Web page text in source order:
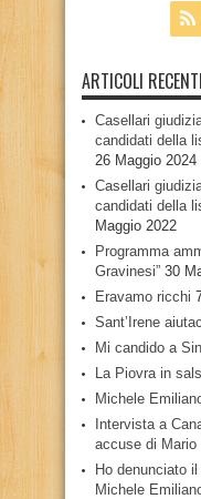
ARTICOLI RECENTI
Casellari
candidati della
26 Maggio 2024
Casellari
candidati della
Maggio 2022
Programma
Gravinesi” 30
Eravamo ricchi
Sant’Irene
Mi candido a
La Piovra in
Michele
Intervista a
accuse di Mario
Ho denunciato
Michele